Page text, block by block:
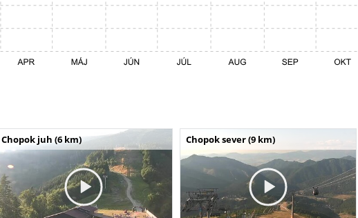
Chopok juh (6 km) Chopok sever (9 km)